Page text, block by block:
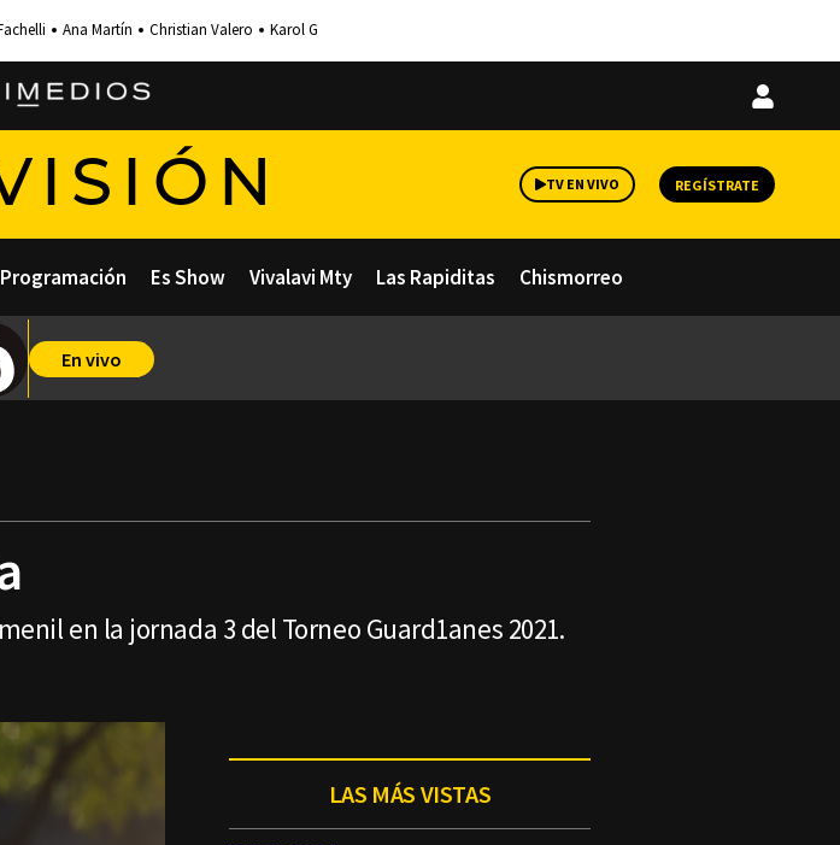
Ana Martín Christian Valero Karol G
Iniciar
TV EN VIVO REGÍSTRATE
Programación Es Show Vivalavi Mty Las Rapiditas Chismorreo
En vivo
en la jornada 3 del Torneo Guard1anes 2021.
LAS MÁS VISTAS